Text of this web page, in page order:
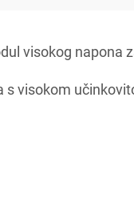
visokog napona
s visokom